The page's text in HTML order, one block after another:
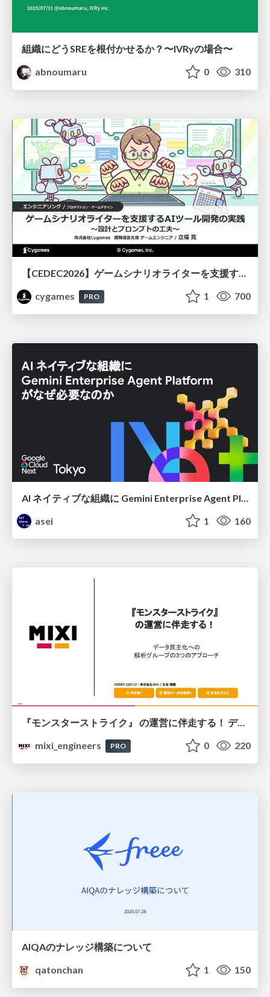
組織にどうSREを根付かせるか？〜IVRyの場合〜
abnoumaru
0 310
【CEDEC2026】ゲームシナリオライターを支援するAIツール開発の実践 ― 設計とプロンプトの工夫 ―
cygames
PRO 1 700
asei
1 160
『モンスターストライク』 の運営に伴走する！ データ民主化への 解析グループの3つのアプローチ
mixi_engineers
PRO 0 220
AIQAのナレッジ構築について
qatonchan
1 150